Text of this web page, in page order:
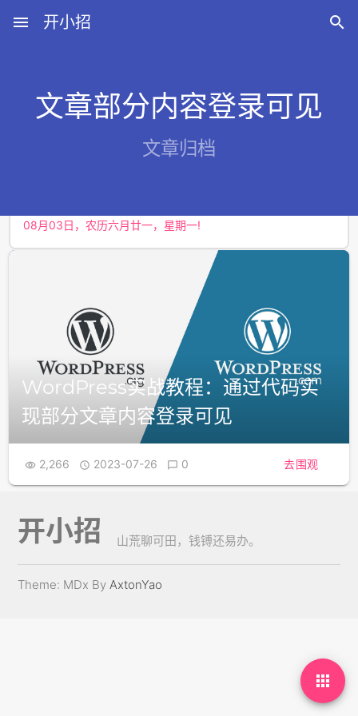
menu 开小招 
文章部分内容登录可见
文章归档
WordPress实战教程：通过代码实
现部分文章内容登录可见
 2,266  2023-07-26  0 去围观

开小招 山荒聊可田，钱镈还易办。
Theme: MDx ByAxtonYao
近期文章
08月07日，农历六月廿五，星期五!
08月03日，农历六月廿一，星期一!